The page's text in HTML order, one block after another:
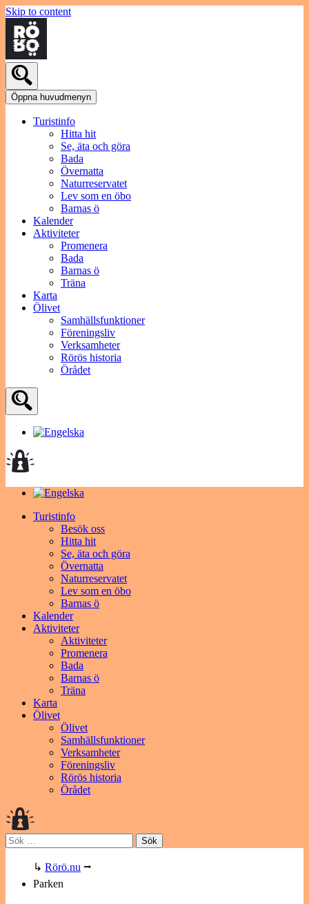
Skip to content
Öppna huvudmenyn
Turistinfo
Hitta hit
Se, äta och göra
Bada
Övernatta
Naturreservatet
Lev som en öbo
Barnas ö
Kalender
Aktiviteter
Promenera
Bada
Barnas ö
Träna
Karta
Ölivet
Samhällsfunktioner
Föreningsliv
Verksamheter
Rörös historia
Örådet
Turistinfo
Besök oss
Hitta hit
Se, äta och göra
Övernatta
Naturreservatet
Lev som en öbo
Barnas ö
Kalender
Aktiviteter
Aktiviteter
Promenera
Bada
Barnas ö
Träna
Karta
Ölivet
Ölivet
Samhällsfunktioner
Verksamheter
Föreningsliv
Rörös historia
Örådet
Sök
efter:
↳ Rörö.nu ⭢
Parken